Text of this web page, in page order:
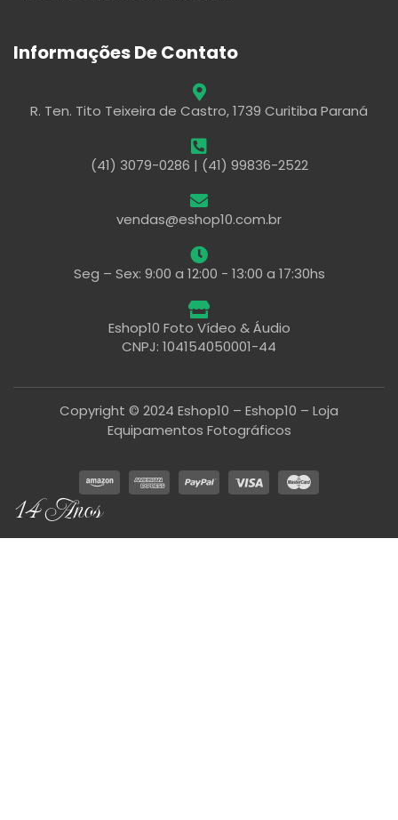
Informações De Contato
R. Ten. Tito Teixeira de Castro, 1739 Curitiba Paraná
(41) 3079-0286 | (41) 99836-2522
vendas@eshop10.com.br
Seg – Sex: 9:00 a 12:00 - 13:00 a 17:30hs
Eshop10 Foto Vídeo & Áudio
CNPJ: 104154050001-44
Copyright © 2024 Eshop10 – Eshop10 – Loja
Equipamentos Fotográficos
14 Anos